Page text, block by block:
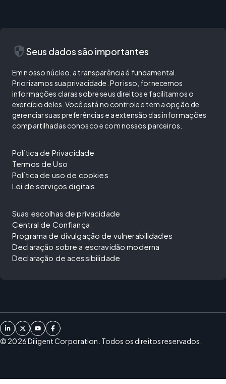
security Seus dados são importantes
Em nosso núcleo, a transparência é fundamental.
Priorizamos sua privacidade. Por isso, fornecemos
informações claras sobre seus direitos e facilitamos o
exercício deles. Você está no controle e tem a opção de
gerenciar suas preferências e a extensão das informações
compartilhadas conosco e com nossos parceiros.
Política de Privacidade
Termos de Uso
Política de uso de cookies
Lei de serviços digitais
Suas escolhas de privacidade
Central de Confiança
Programa de divulgação de vulnerabilidades
Declaração sobre a escravidão moderna
Declaração de acessibilidade
© 2026Diligent Corporation. Todos os direitos reservados.